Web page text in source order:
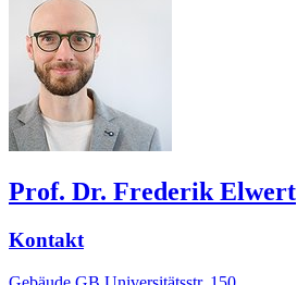
Prof. Dr. Frederik Elwert
Kontakt